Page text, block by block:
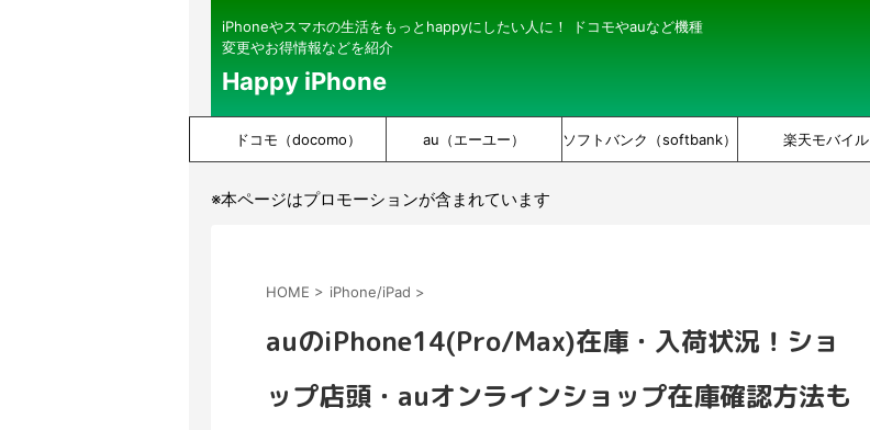
iPhoneやスマホの生活をもっとhappyにしたい人に！ ドコモやauなど機種
変更やお得情報などを紹介
Happy iPhone
ドコモ（docomo） au（エーユー） ソフトバンク（softbank） 楽天モバイル
※本ページはプロモーションが含まれています
HOME > iPhone/iPad >
auのiPhone14(Pro/Max)在庫・入荷状況！ショ
ップ店頭・auオンラインショップ在庫確認方法も